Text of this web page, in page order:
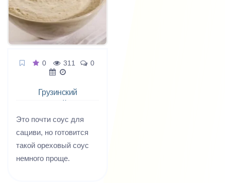
0 311 0
Грузинский
Это почти соус для
сациви, но готовится
такой ореховый соус
немного проще.